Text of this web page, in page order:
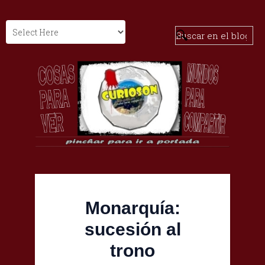
Monarquía:
sucesión al
trono